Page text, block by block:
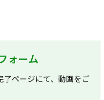
ォーム
ページにて、動画をご